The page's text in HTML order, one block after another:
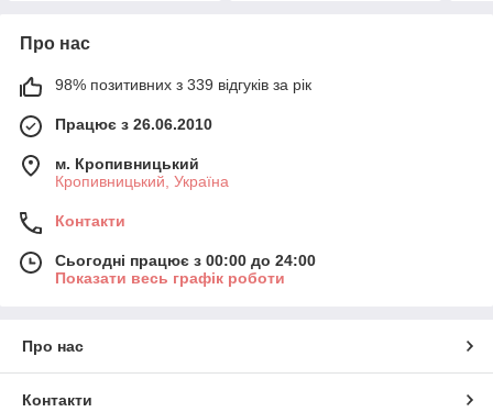
Про нас
98% позитивних з 339 відгуків за рік
Працює з 26.06.2010
м. Кропивницький
Кропивницький, Україна
Контакти
Сьогодні працює з 00:00 до 24:00
Показати весь графік роботи
Про нас
Контакти